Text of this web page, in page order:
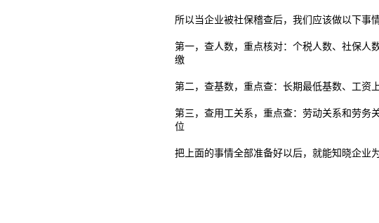
所以当企业被社保稽查后，我们应该做以下事情
第一，查人数，重点核对：个税人数、社保人
缴
第二，查基数，重点查：长期最低基数、工资
第三，查用工关系，重点查：劳动关系和劳务
位
把上面的事情全部准备好以后，就能知晓企业